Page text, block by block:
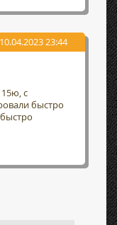
10.04.2023 23:44
с
быстро